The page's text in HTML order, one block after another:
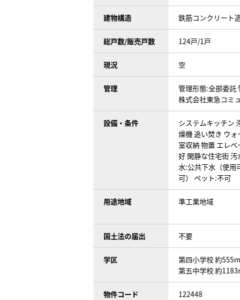
建物構造 鉄筋コンクリート造
総戸数/販売戸数 124戸/1戸
現況 空
管理
管理形態:全部委託
株式会社東急コミ
設備・条件 システムキッチン
燥機追い焚き ウ
室収納 物置 エレベ
好 閑静な住宅街汚
水:公共下水（使用
可）
ペット:不可
用途地域 準工業地域
国土法の届出 不要
学区
第四小学校 約555m
第五中学校 約
物件コード 122448